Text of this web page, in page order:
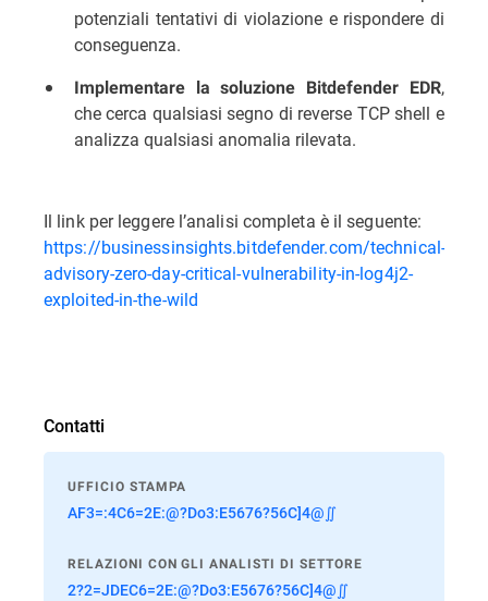
potenziali tentativi di violazione e rispondere di
conseguenza.
Implementare la soluzione Bitdefender EDR,
che cerca qualsiasi segno di reverse TCP shell e
analizza qualsiasi anomalia rilevata.
Il link per leggere l’analisi completa è il seguente:
https://businessinsights.bitdefender.com/technical-
advisory-zero-day-critical-vulnerability-in-log4j2-
exploited-in-the-wild
Contatti
UFFICIO STAMPA
AF3=:4C6=2E:@?Do3:E5676?56C]4@∬
RELAZIONI CON GLI ANALISTI DI SETTORE
2?2=JDEC6=2E:@?Do3:E5676?56C]4@∬